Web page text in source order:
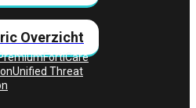
Overzicht
FortiCare
Unified Threat